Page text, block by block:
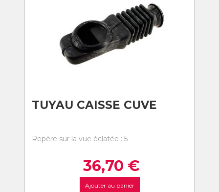
TUYAU CAISSE CUVE
Repère sur la vue éclatée : 5
36,70 €
Ajouter au panier